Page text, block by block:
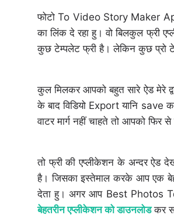
फोटो To Video Story Maker
का लिंक दे रहा हु। वो बिलकुल फ्री
कुछ टेम्पलेट फ्री है। लेकिन कुछ प्रो
कुल मिलकर आपको बहुत सारे ऐड मेरे
के बाद विडियो Export यानि save
वाटर मार्ग नहीं चाहते तो आपको
तो फ्री की एप्लीकेशन के अन्दर ऐड
है। जिसका इस्तेमाल करके आप एक
देता हु। अगर आप Best Photos
बेहतरीन एप्लीकेशन को डाउनलोडकर